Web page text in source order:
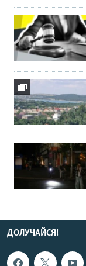
ДОЛУЧАЙСЯ!